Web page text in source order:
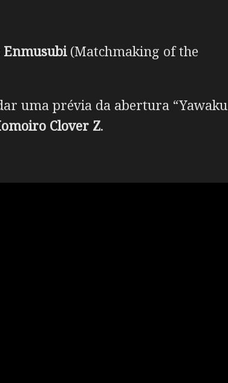
Enmusubi(Matchmaking of the
uma prévia da abertura “Yawaku
Clover Z.